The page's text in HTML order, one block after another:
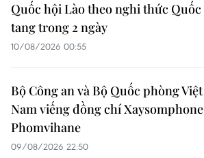
Quốc hội Lào theo nghi thức Quốc
tang trong 2 ngày
10/08/2026 00:55
Bộ Công an và Bộ Quốc phòng Việt
Nam viếng đồng chí Xaysomphone
Phomvihane
09/08/2026 22:50